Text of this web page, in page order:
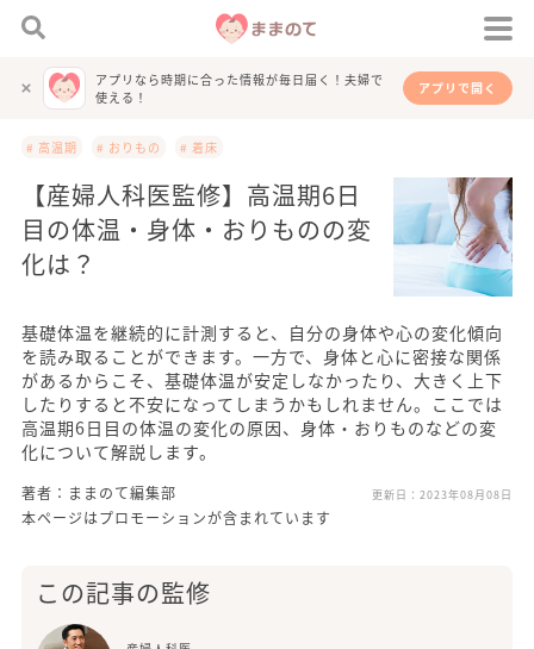
アプリなら時期に合った情報が毎日届く！夫婦で
使える！
アプリで開く
# 高温期 # おりもの # 着床
【産婦人科医監修】高温期6日
目の体温・身体・おりものの変
化は？
基礎体温を継続的に計測すると、自分の身体や心の変化傾向
を読み取ることができます。一方で、身体と心に密接な関係
があるからこそ、基礎体温が安定しなかったり、大きく上下
したりすると不安になってしまうかもしれません。ここでは
高温期6日目の体温の変化の原因、身体・おりものなどの変
化について解説します。
著者：ままのて編集部 更新日： 2023年08月08日
本ページはプロモーションが含まれています
この記事の監修